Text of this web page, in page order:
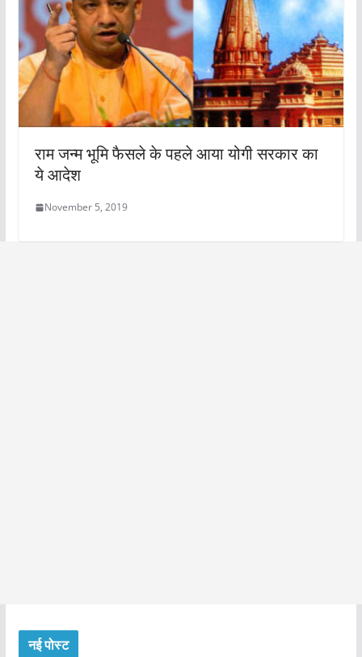
राम जन्म भूमि फैसले के पहले आया योगी सरकार का
ये आदेश
November 5, 2019
नई पोस्ट